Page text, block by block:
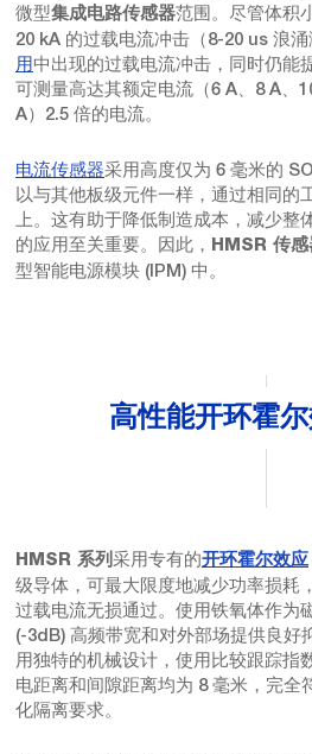
微型集成电路传感器范围。尽管体积
20 kA 的过载电流冲击（8-20 us 浪
用中出现的过载电流冲击，同时仍能
可测量高达其额定电流（6 A、8 A、
A）2.5 倍的电流。
电流传感器采用高度仅为 6 毫米的
以与其他板级元件一样，通过相同的
上。这有助于降低制造成本，减少整
的应用至关重要。因此， HMSR 传感
型智能电源模块 (IPM) 中。
高性能开环霍
HMSR 系列 采用专有的开环霍尔效应
级导体，可最大限度地减少功率损耗
过载电流无损通过。使用铁氧体作为
(-3dB) 高频带宽和对外部场提供良好
用独特的机械设计，使用比较跟踪指
电距离和间隙距离均为 8 毫米，完全
化隔离要求。